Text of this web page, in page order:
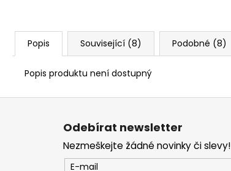
Popis Související (8) Podobné (8)
Popis produktu není dostupný
Z
Odebírat newsletter
Nezmeškejte žádné novinky či slevy!
E-mail